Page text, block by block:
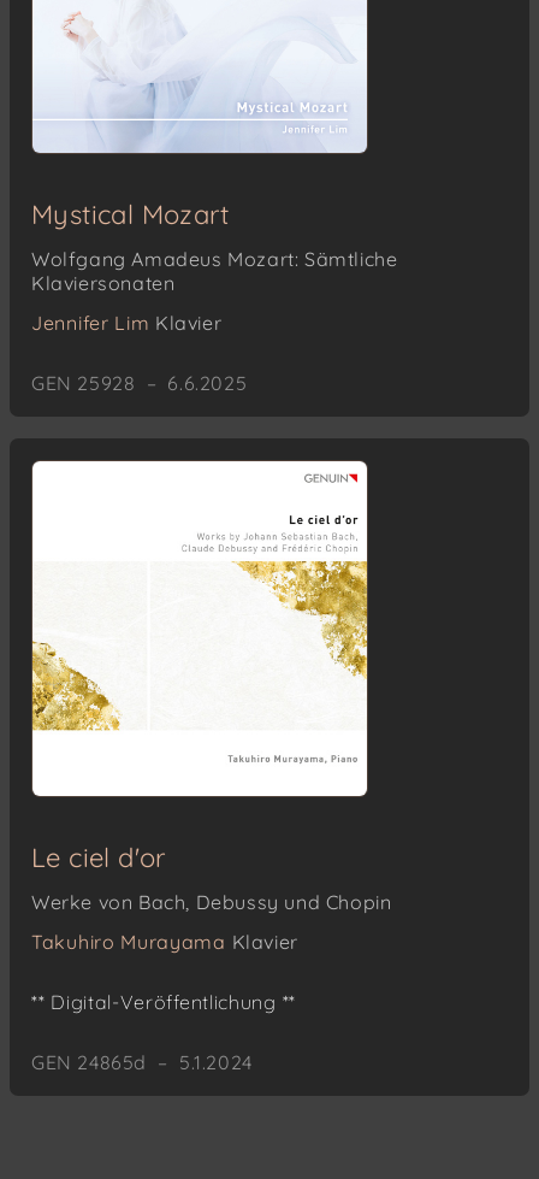
Mystical Mozart
Wolfgang Amadeus Mozart: Sämtliche
Klaviersonaten
Jennifer Lim Klavier
GEN 25928 – 6.6.2025
Le ciel d'or
Werke von Bach, Debussy und Chopin
Takuhiro Murayama Klavier
** Digital-Veröffentlichung **
GEN 24865d – 5.1.2024